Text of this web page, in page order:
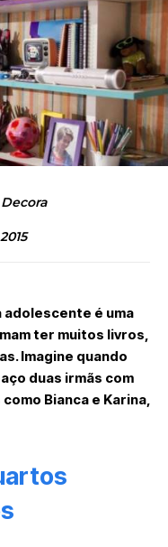
é uma
ter muitos livros,
Imagine quando
duas irmãs com
Bianca e Karina,